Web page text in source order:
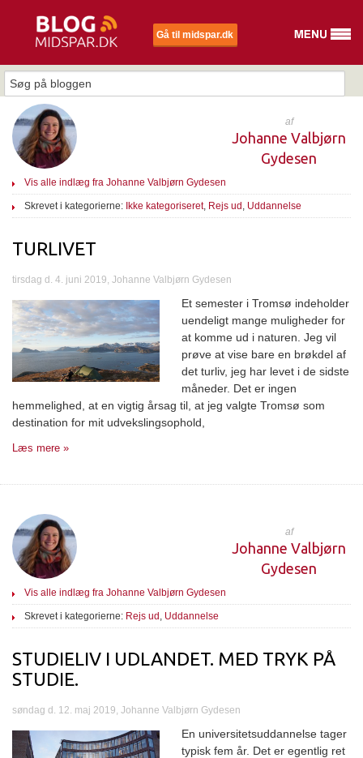
Gå til midspar.dk
af
Johanne Valbjørn
Gydesen
Vis alle indlæg fra Johanne Valbjørn Gydesen
Skrevet i kategorierne: Ikke kategoriseret, Rejs ud , Uddannelse
TURLIVET
tirsdag d. 4. juni 2019, Johanne Valbjørn Gydesen
Et semester i Tromsø indeholder
uendeligt mange muligheder for
at komme ud i naturen. Jeg vil
prøve at vise bare en brøkdel af
det turliv, jeg har levet i de sidste
måneder. Det er ingen
hemmelighed, at en vigtig årsag til, at jeg valgte Tromsø som
destination for mit udvekslingsophold,
Læs mere »
af
Johanne Valbjørn
Gydesen
Vis alle indlæg fra Johanne Valbjørn Gydesen
Skrevet i kategorierne: Rejs ud , Uddannelse
STUDIELIV I UDLANDET. MED TRYK PÅ
STUDIE.
søndag d. 12. maj 2019, Johanne Valbjørn Gydesen
En universitetsuddannelse tager
typisk fem år. Det er egentlig ret